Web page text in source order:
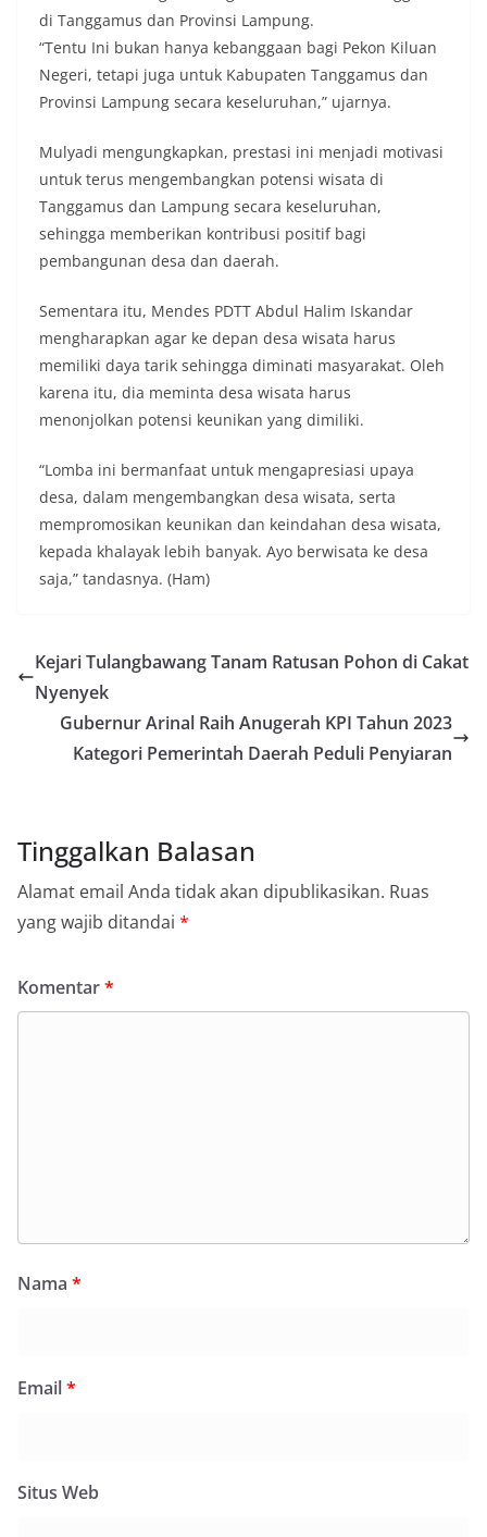
di Tanggamus dan Provinsi Lampung.
“Tentu Ini bukan hanya kebanggaan bagi Pekon Kiluan
Negeri, tetapi juga untuk Kabupaten Tanggamus dan
Provinsi Lampung secara keseluruhan,” ujarnya.
Mulyadi mengungkapkan, prestasi ini menjadi motivasi
untuk terus mengembangkan potensi wisata di
Tanggamus dan Lampung secara keseluruhan,
sehingga memberikan kontribusi positif bagi
pembangunan desa dan daerah.
Sementara itu, Mendes PDTT Abdul Halim Iskandar
mengharapkan agar ke depan desa wisata harus
memiliki daya tarik sehingga diminati masyarakat. Oleh
karena itu, dia meminta desa wisata harus
menonjolkan potensi keunikan yang dimiliki.
“Lomba ini bermanfaat untuk mengapresiasi upaya
desa, dalam mengembangkan desa wisata, serta
mempromosikan keunikan dan keindahan desa wisata,
kepada khalayak lebih banyak. Ayo berwisata ke desa
saja,” tandasnya. (Ham)
Kejari Tulangbawang Tanam Ratusan Pohon di Cakat
Nyenyek
Gubernur Arinal Raih Anugerah KPI Tahun 2023
Kategori Pemerintah Daerah Peduli Penyiaran
Tinggalkan Balasan
Alamat email Anda tidak akan dipublikasikan. Ruas
yang wajib ditandai *
Komentar*
Nama *
Email*
Situs Web